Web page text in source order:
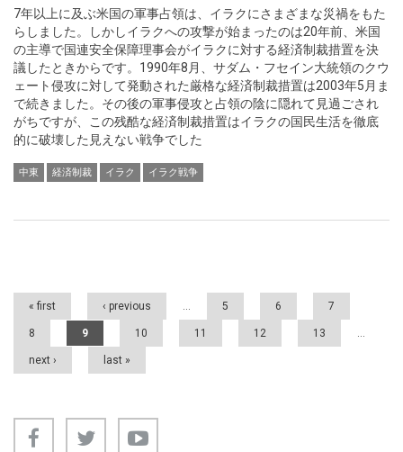
7年以上に及ぶ米国の軍事占領は、イラクにさまざまな災禍をもた
らしました。しかしイラクへの攻撃が始まったのは20年前、米国
の主導で国連安全保障理事会がイラクに対する経済制裁措置を決
議したときからです。1990年8月、サダム・フセイン大統領のクウ
ェート侵攻に対して発動された厳格な経済制裁措置は2003年5月ま
で続きました。その後の軍事侵攻と占領の陰に隠れて見過ごされ
がちですが、この残酷な経済制裁措置はイラクの国民生活を徹底
的に破壊した見えない戦争でした
中東 経済制裁 イラク イラク戦争
Pages
« first ‹ previous 5 6 7
8 9 10 11 12 13
next › last »